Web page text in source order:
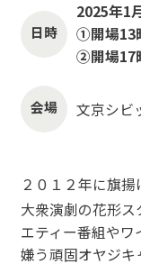
日時
2025年1
①開場13
➁開場17
会場 文京シ
２０１２年に旗
大衆演劇の花形
エティー番組や
嫌う頑固オヤジキ